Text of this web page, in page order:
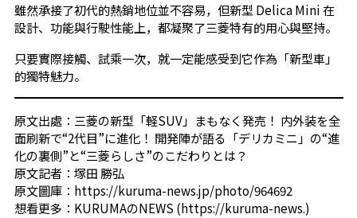
雖然承接了初代的熱銷地位並不容易，但新型 Delica Mini 在
設計、功能與行駛性能上，都凝聚了三菱特有的用心與堅持。
只要實際接觸、試乘一次，就一定能感受到它作為「新型車」
的獨特魅力。
原文出處： 三菱の新型「軽SUV」まもなく発売！ 内外装を全
面刷新で“2代目”に進化！ 開発陣が語る「デリカミニ」の“進
化の裏側”と“三菱らしさ”のこだわりとは？
原文記者： 塚田 勝弘
原文圖庫： https://kuruma-news.jp/photo/964692
想看更多： KURUMAのNEWS (https://kuruma-news.)